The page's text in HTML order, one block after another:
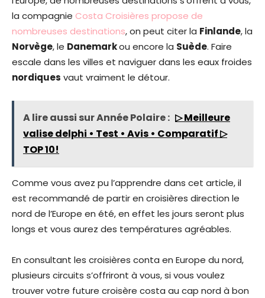
la compagnie Costa Croisières propose de
nombreuses destinations, on peut citer la Finlande, la
Norvège, le Danemarkou encore la Suède. Faire
escale dans les villes et naviguer dans les eaux froides
nordiques vaut vraiment le détour.
A lire aussi sur Année Polaire : ▷ Meilleure
valise delphi • Test • Avis • Comparatif ▷
TOP 10!
Comme vous avez pu l’apprendre dans cet article, il
est recommandé de partir en croisières direction le
nord de l’Europe en été, en effet les jours seront plus
longs et vous aurez des températures agréables.
En consultant les croisières conta en Europe du nord,
plusieurs circuits s’offriront à vous, si vous voulez
trouver votre future croisère costa au cap nord à bon